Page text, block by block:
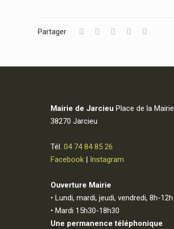
Partager
Mairie de Jarcieu Place de la Mairie
38270 Jarcieu
Tél. 04 74 84 85 26
Facebook| Instagram
Ouverture Mairie
• Lundi, mardi, jeudi, vendredi, 8h-12h
• Mardi 15h30-18h30
Une permanence téléphonique